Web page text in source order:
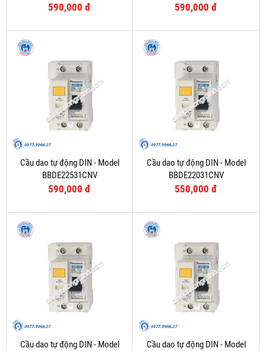
590,000 đ 590,000 đ
Cầu dao tự động DIN - Model
BBDE22531CNV
590,000 đ
Cầu dao tự động DIN - Model
BBDE22031CNV
550,000 đ
Cầu dao tự động DIN - Model
Cầu dao tự động DIN - Model